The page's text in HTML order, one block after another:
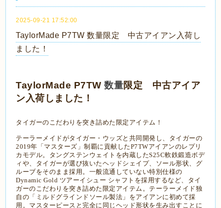
2025-09-21 17:52:00
TaylorMade P7TW 数量限定 中古アイアン入荷し
ました！
TaylorMade P7TW数量限定 中古アイア
ン入荷しました！
タイガーのこだわりを突き詰めた限定アイテム！
テーラーメイドがタイガー・ウッズと共同開発し、タイガーの
2019年「マスターズ」制覇に貢献したP7TWアイアンのレプリ
カモデル。タングステンウェイトを内蔵したS25C軟鉄鍛造ボデ
ィや、 タイガーが選び抜いたヘッドシェイプ、ソール形状、グ
ルーブをそのまま採用。 一般流通していない特別仕様の
Dynamic Gold ツアーイシュー シャフトを採用するなど、タイ
ガーのこだわりを突き詰めた限定アイテム。テーラーメイド独
自の「ミルドグラインドソール製法」をアイアンに初めて採
用。マスターピースと完全に同じヘッド形状を生み出すことに